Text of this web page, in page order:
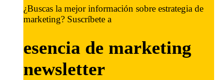
¿Buscas la mejor información sobre estrategia de
marketing? Suscríbete a
esencia de marketing
newsletter